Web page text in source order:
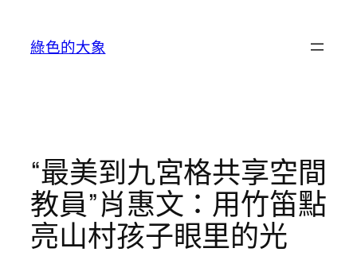
綠色的大象
“最美到九宮格共享空間
教員”肖惠文：用竹笛點
亮山村孩子眼里的光